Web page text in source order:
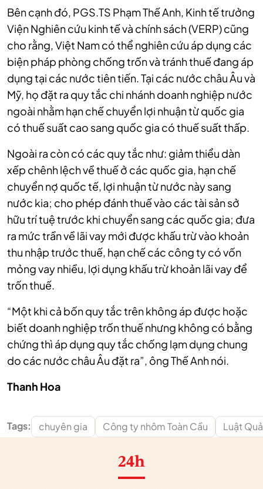
Bên cạnh đó, PGS.TS Phạm Thế Anh, Kinh tế trưởng
Viện Nghiên cứu kinh tế và chính sách (VERP) cũng
cho rằng, Việt Nam có thể nghiên cứu áp dụng các
biện pháp phòng chống trốn và tránh thuế đang áp
dụng tại các nước tiên tiến. Tại các nước châu Âu và
Mỹ, họ đặt ra quy tắc chi nhánh doanh nghiệp nước
ngoài nhằm hạn chế chuyển lợi nhuận từ quốc gia
có thuế suất cao sang quốc gia có thuế suất thấp.
Ngoài ra còn có các quy tắc như: giảm thiểu dàn
xếp chênh lệch về thuế ở các quốc gia, hạn chế
chuyển nợ quốc tế, lợi nhuận từ nước này sang
nước kia; cho phép đánh thuế vào các tài sản sở
hữu trí tuệ trước khi chuyển sang các quốc gia; đưa
ra mức trần về lãi vay mới được khấu trừ vào khoản
thu nhập trước thuế, hạn chế các công ty có vốn
mỏng vay nhiều, lợi dụng khấu trừ khoản lãi vay để
trốn thuế.
“Một khi cả bốn quy tắc trên không áp được hoặc
biết doanh nghiệp trốn thuế nhưng không có bằng
chứng thì áp dụng quy tắc chống lạm dụng chung
do các nước châu Âu đặt ra”, ông Thế Anh nói.
Thanh Hoa
Tags: chuyên gia Công ty nhôm Toàn Cầu Luật
24h